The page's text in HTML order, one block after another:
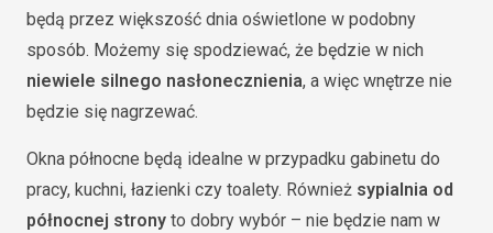
będą przez większość dnia oświetlone w podobny
sposób. Możemy się spodziewać, że będzie w nich
niewiele silnego nasłonecznienia, a więc wnętrze nie
będzie się nagrzewać.
Okna północne będą idealne w przypadku gabinetu do
pracy, kuchni, łazienki czy toalety. Również sypialnia od
północnej strony to dobry wybór – nie będzie nam w